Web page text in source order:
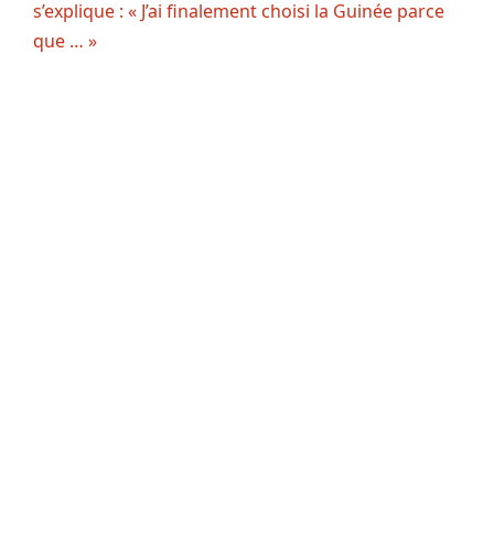
s’explique : « J’ai finalement choisi la Guinée parce
que … »